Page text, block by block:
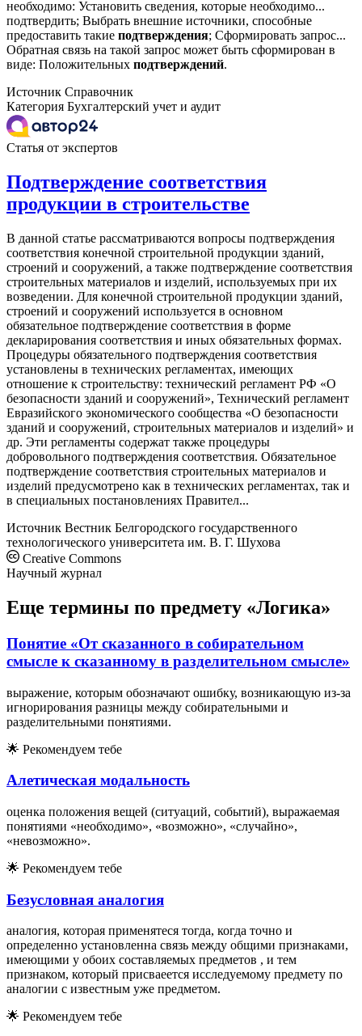
необходимо: Установить сведения, которые необходимо...
подтвердить; Выбрать внешние источники, способные
предоставить такие подтверждения; Сформировать запрос...
Обратная связь на такой запрос может быть сформирован в
виде: Положительных подтверждений.
Источник Справочник
Категория Бухгалтерский учет и аудит
Статья от экспертов
Подтверждение соответствия
продукции в строительстве
В данной статье рассматриваются вопросы подтверждения
соответствия конечной строительной продукции зданий,
строений и сооружений, а также подтверждение соответствия
строительных материалов и изделий, используемых при их
возведении. Для конечной строительной продукции зданий,
строений и сооружений используется в основном
обязательное подтверждение соответствия в форме
декларирования соответствия и иных обязательных формах.
Процедуры обязательного подтверждения соответствия
установлены в технических регламентах, имеющих
отношение к строительству: технический регламент РФ «О
безопасности зданий и сооружений», Технический регламент
Евразийского экономического сообщества «О безопасности
зданий и сооружений, строительных материалов и изделий» и
др. Эти регламенты содержат также процедуры
добровольного подтверждения соответствия. Обязательное
подтверждение соответствия строительных материалов и
изделий предусмотрено как в технических регламентах, так и
в специальных постановлениях Правител...
Источник Вестник Белгородского государственного
технологического университета им. В. Г. Шухова
Creative Commons
Научный журнал
Еще термины по предмету «Логика»
Понятие «От сказанного в собирательном
смысле к сказанному в разделительном смысле»
выражение, которым обозначают ошибку, возникающую из-за
игнорирования разницы между собирательными и
разделительными понятиями.
🌟 Рекомендуем тебе
Алетическая модальность
оценка положения вещей (ситуаций, событий), выражаемая
понятиями «необходимо», «возможно», «случайно»,
«невозможно».
🌟 Рекомендуем тебе
Безусловная аналогия
аналогия, которая применятеся тогда, когда точно и
определенно установленна связь между общими признаками,
имеющими у обоих составляемых предметов , и тем
признаком, который присваеется исследуемому предмету по
аналогии с известным уже предметом.
🌟 Рекомендуем тебе